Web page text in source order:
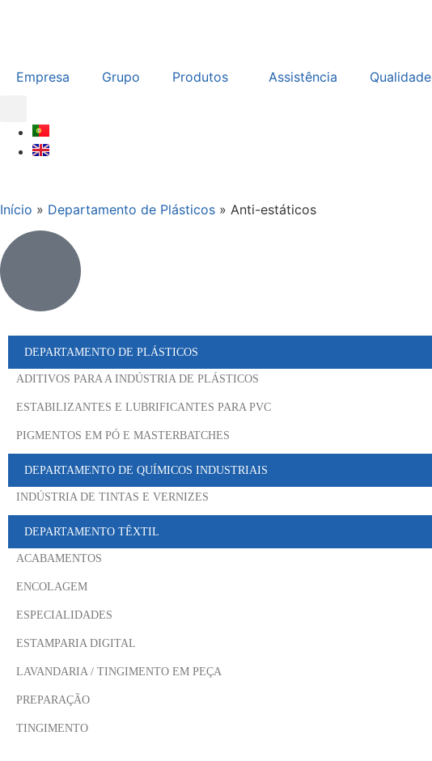
Empresa Grupo Produtos Assistência Qualidade
Início » Departamento de Plásticos » Anti-estáticos
DEPARTAMENTO DE PLÁSTICOS
ADITIVOS PARA A INDÚSTRIA DE PLÁSTICOS
ESTABILIZANTES E LUBRIFICANTES PARA PVC
PIGMENTOS EM PÓ E MASTERBATCHES
DEPARTAMENTO DE QUÍMICOS INDUSTRIAIS
INDÚSTRIA DE TINTAS E VERNIZES
DEPARTAMENTO TÊXTIL
ACABAMENTOS
ENCOLAGEM
ESPECIALIDADES
ESTAMPARIA DIGITAL
LAVANDARIA / TINGIMENTO EM PEÇA
PREPARAÇÃO
TINGIMENTO